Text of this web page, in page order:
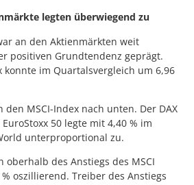
legten überwiegend zu
an den Aktienmärkten weit
positiven Grundtendenz geprägt.
konnte im Quartalsvergleich um 6,96
den MSCI-Index nach unten. Der DAX
50 legte mit 4,40 % im
unterproportional zu.
oberhalb des Anstiegs des MSCI
oszillierend. Treiber des Anstiegs